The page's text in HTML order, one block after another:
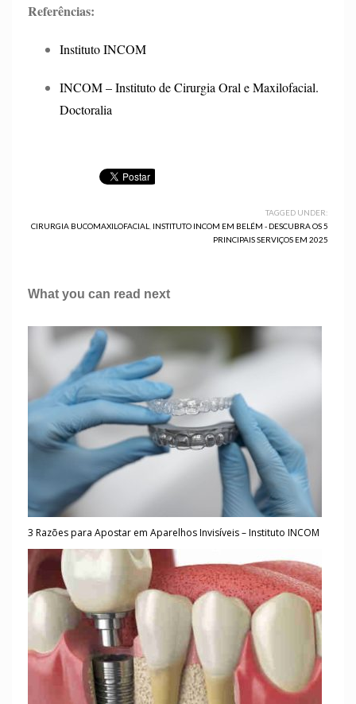
Referências:
Instituto INCOM
INCOM – Instituto de Cirurgia Oral e Maxilofacial.
Doctoralia
TAGGED UNDER:
CIRURGIA BUCOMAXILOFACIAL
INSTITUTO INCOM EM BELÉM - DESCUBRA OS 5
PRINCIPAIS SERVIÇOS EM 2025
What you can read next
3 Razões para Apostar em Aparelhos Invisíveis – Instituto INCOM